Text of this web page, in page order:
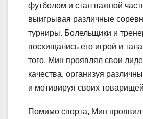
футболом и стал важной
выигрывая различные
турниры. Болельщики и
восхищались его игрой и
того, Мин проявлял свои
качества, организуя
и мотивируя своих
Помимо спорта, Мин проявил